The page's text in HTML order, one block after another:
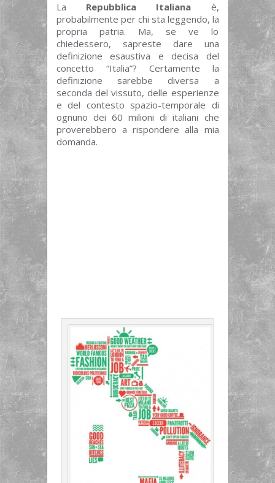
La Repubblica Italiana è,
probabilmente per chi sta leggendo, la
propria patria. Ma, se ve lo
chiedessero, sapreste dare una
definizione esaustiva e decisa del
concetto “Italia”? Certamente la
definizione sarebbe diversa a
seconda del vissuto, delle esperienze
e del contesto spazio-temporale di
ognuno dei 60 milioni di italiani che
proverebbero a rispondere alla mia
domanda.